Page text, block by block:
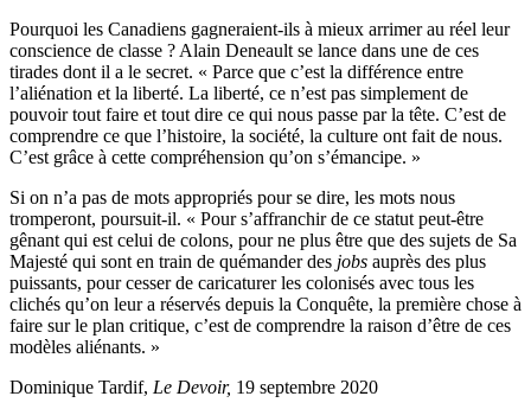
Pourquoi les Canadiens gagneraient-ils à mieux arrimer au réel leur
conscience de classe ? Alain Deneault se lance dans une de ces
tirades dont il a le secret. « Parce que c’est la différence entre
l’aliénation et la liberté. La liberté, ce n’est pas simplement de
pouvoir tout faire et tout dire ce qui nous passe par la tête. C’est de
comprendre ce que l’histoire, la société, la culture ont fait de nous.
C’est grâce à cette compréhension qu’on s’émancipe. »
Si on n’a pas de mots appropriés pour se dire, les mots nous
tromperont, poursuit-il. « Pour s’affranchir de ce statut peut-être
gênant qui est celui de colons, pour ne plus être que des sujets de Sa
Majesté qui sont en train de quémander des jobs auprès des plus
puissants, pour cesser de caricaturer les colonisés avec tous les
clichés qu’on leur a réservés depuis la Conquête, la première chose à
faire sur le plan critique, c’est de comprendre la raison d’être de ces
modèles aliénants. »
Dominique Tardif, Le Devoir, 19 septembre 2020